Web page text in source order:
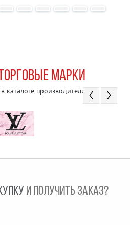
ТОРГОВЫЕ МАРКИ
каталоге производители
И ПОЛУЧИТЬ ЗАКАЗ?